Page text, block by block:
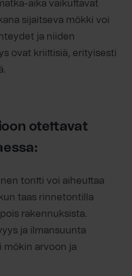
aika vaikuttavat
sijaitseva mökki voi
ja niiden
ovat kriittisiä, erityisesti
otettavat
tontti voi aiheuttaa
taas rinnetontilla
rakennuksista.
ja ilmansuunta
mökin arvoon ja